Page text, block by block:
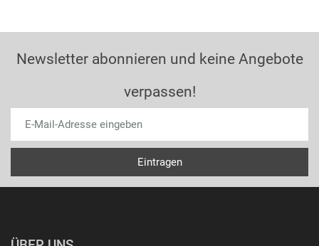
Newsletter abonnieren und keine Angebote
verpassen!